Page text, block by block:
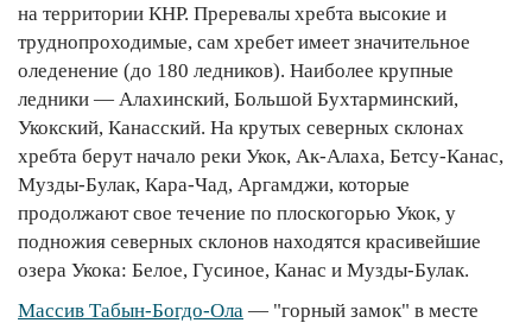
на территории КНР. Преревалы хребта высокие и
труднопроходимые, сам хребет имеет значительное
оледенение (до 180 ледников). Наиболее крупные
ледники — Алахинский, Большой Бухтарминский,
Укокский, Канасский. На крутых северных склонах
хребта берут начало реки Укок, Ак-Алаха, Бетсу-Канас,
Музды-Булак, Кара-Чад, Аргамджи, которые
продолжают свое течение по плоскогорью Укок, у
подножия северных склонов находятся красивейшие
озера Укока: Белое, Гусиное, Канас и Музды-Булак.
Массив Табын-Богдо-Ола — "горный замок" в месте